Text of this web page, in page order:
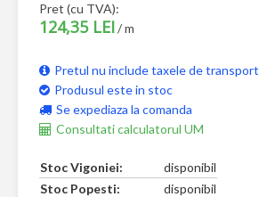
Pret (cu TVA):
124,35 LEI/ m
Pretul nu include taxele de transport
Produsul este in stoc
Se expediaza la comanda
Consultati calculatorul UM
Stoc Vigoniei:
disponibil
Stoc Popesti:
disponibil